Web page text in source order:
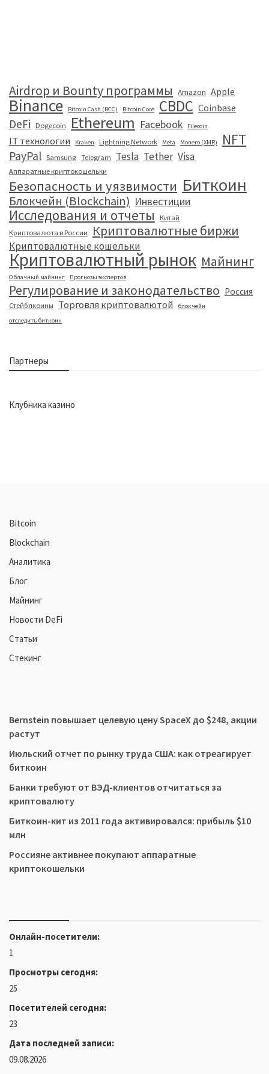
Airdrop и Bounty программы Amazon Apple
Binance Bitcoin Cash (BCC) Bitcoin Core CBDC Coinbase
DeFi Dogecoin Ethereum Facebook Filecoin
IT технологии Kraken Lightning Network Meta Monero (XMR) NFT
PayPal Samsung Telegram Tesla Tether Visa
Аппаратные криптокошельки
Безопасность и уязвимости Биткоин
Блокчейн (Blockchain) Инвестиции
Исследования и отчеты
Китай
Криптовалюта в России
Криптовалютные биржи
Криптовалютные кошельки
Криптовалютный рынок Майнинг
Облачный майнинг Прогнозы экспертов
Регулирование и законодательство Россия
Стейблкоины Торговля криптовалютой
блокчейн
отследить биткоин
Партнеры
Клубника казино
Bitcoin
Blockchain
Аналитика
Блог
Майнинг
Новости DeFi
Статьи
Стекинг
Bernstein повышает целевую цену SpaceX до $248, акции
растут
Июльский отчет по рынку труда США: как отреагирует
биткоин
Банки требуют от ВЭД-клиентов отчитаться за
криптовалюту
Биткоин-кит из 2011 года активировался: прибыль $10
млн
Россияне активнее покупают аппаратные
криптокошельки
Онлайн-посетители:
1
Просмотры сегодня:
25
Посетителей сегодня:
23
Дата последней записи:
09.08.2026